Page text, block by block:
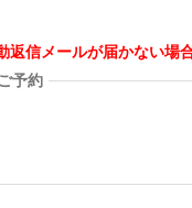
返信メールが届かない場
予約